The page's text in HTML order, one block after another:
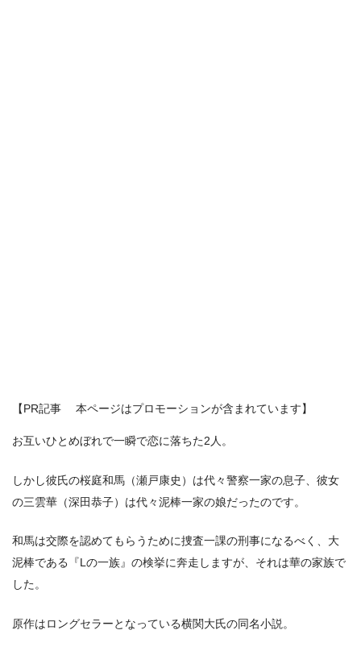
【PR記事 本ページはプロモーションが含まれています】
お互いひとめぼれで一瞬で恋に落ちた2人。
しかし彼氏の桜庭和馬（瀬戸康史）は代々警察一家の息子、彼女
の三雲華（深田恭子）は代々泥棒一家の娘だったのです。
和馬は交際を認めてもらうために捜査一課の刑事になるべく、大
泥棒である『Lの一族』の検挙に奔走しますが、それは華の家族で
した。
原作はロングセラーとなっている横関大氏の同名小説。